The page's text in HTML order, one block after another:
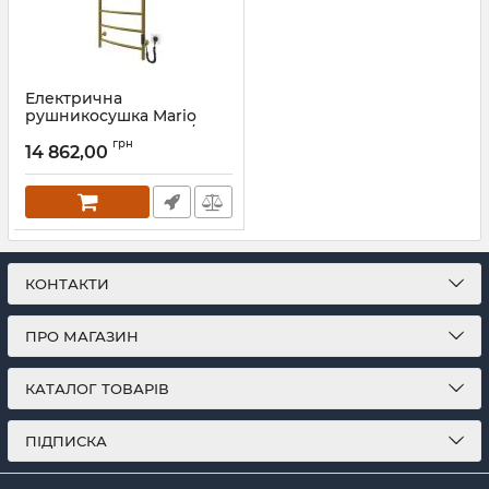
Електрична
рушникосушка Mario
Класік НР-І 1090х530/85
TR К золото
Артикул:2.3.0117.10.P-G
14 862,00 грн
КОНТАКТИ
ПРО МАГАЗИН
КАТАЛОГ ТОВАРІВ
ПІДПИСКА